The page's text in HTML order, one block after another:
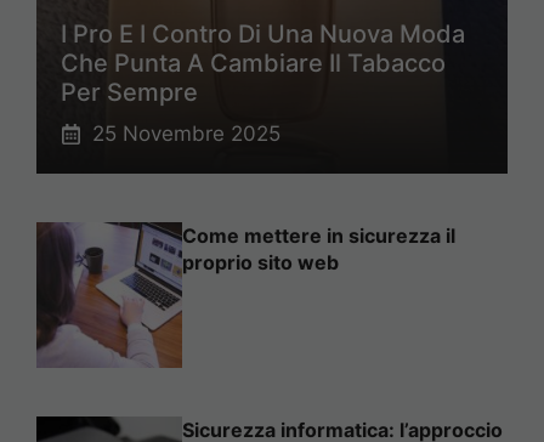
I Pro E I Contro Di Una Nuova Moda
Che Punta A Cambiare Il Tabacco
Per Sempre
25 Novembre 2025
Come mettere in sicurezza il
proprio sito web
Sicurezza informatica: l’approccio